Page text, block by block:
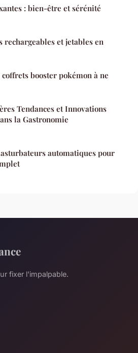
: bien-être et sérénité
rechargeables et jetables en
booster pokémon à ne
Tendances et Innovations
la Gastronomie
automatiques pour
fixer l'impalpable.